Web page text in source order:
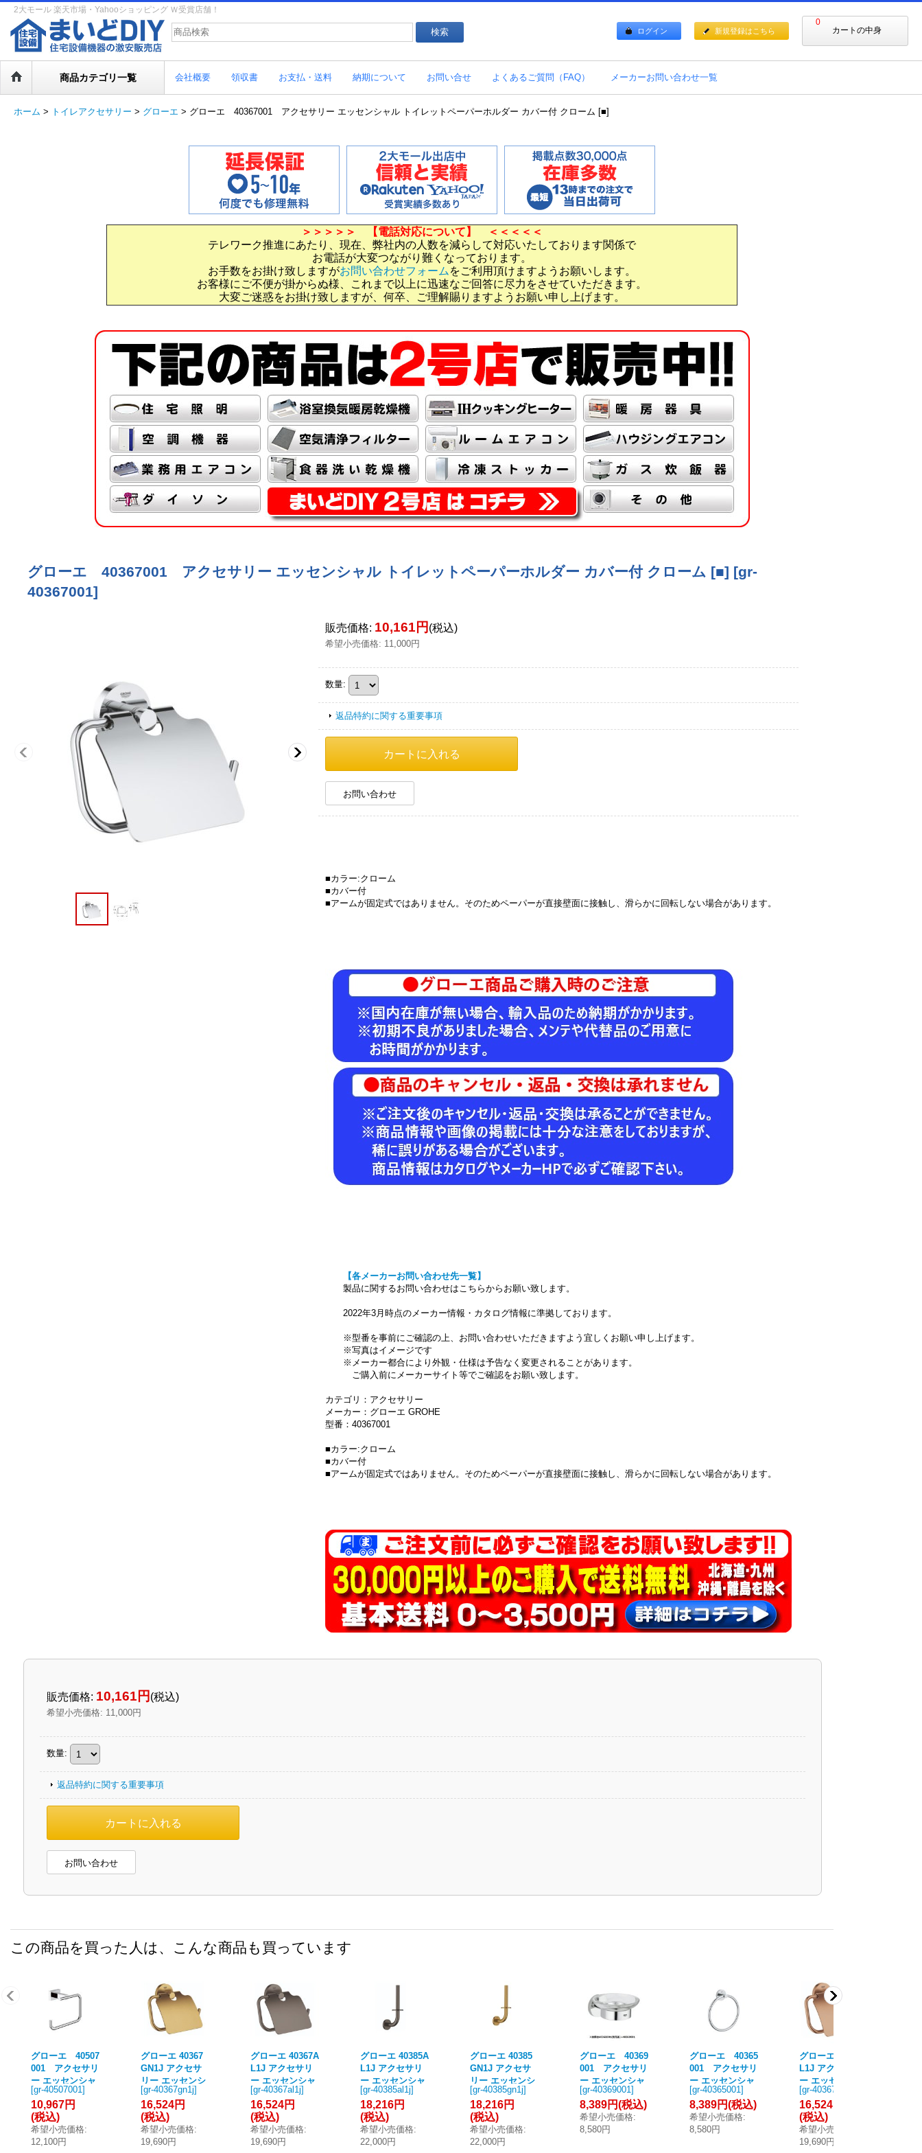
2大モール 楽天市場・Yahooショッピング Ｗ受賞店舗！
0
カートの中身
ログイン 新規登録はこちら
商品カテゴリ一覧 会社概要 領収書 お支払・送料 納期について お問い合せ よくあるご質問（FAQ） メーカーお問い合わせ一覧
ホーム > トイレアクセサリー > グローエ > グローエ 40367001 アクセサリー エッセンシャル トイレットペーパーホルダー カバー付 クローム [■]
＞＞＞＞＞ 【電話対応について】 ＜＜＜＜＜
テレワーク推進にあたり、現在、弊社内の人数を減らして対応いたしております関係で
お電話が大変つながり難くなっております。
お手数をお掛け致しますがお問い合わせフォーム をご利用頂けますようお願いします。
お客様にご不便が掛からぬ様、これまで以上に迅速なご回答に尽力をさせていただきます。
大変ご迷惑をお掛け致しますが、何卒、ご理解賜りますようお願い申し上げます。
グローエ 40367001 アクセサリー エッセンシャル トイレットペーパーホルダー カバー付 クローム [■] [gr-
40367001]
販売価格: 10,161円 (税込)
希望小売価格: 11,000円
数量:
返品特約に関する重要事項
お問い合わせ
■カラー:クローム
■カバー付
■アームが固定式ではありません。そのためペーパーが直接壁面に接触し、滑らかに回転しない場合があります。
【各メーカーお問い合わせ先一覧】
製品に関するお問い合わせはこちらからお願い致します。
2022年3月時点のメーカー情報・カタログ情報に準拠しております。
※型番を事前にご確認の上、お問い合わせいただきますよう宜しくお願い申し上げます。
※写真はイメージです
※メーカー都合により外観・仕様は予告なく変更されることがあります。
ご購入前にメーカーサイト等でご確認をお願い致します。
カテゴリ：アクセサリー
メーカー：グローエ GROHE
型番：40367001
■カラー:クローム
■カバー付
■アームが固定式ではありません。そのためペーパーが直接壁面に接触し、滑らかに回転しない場合があります。
販売価格: 10,161円 (税込)
希望小売価格: 11,000円
数量:
返品特約に関する重要事項
お問い合わせ
この商品を買った人は、こんな商品も買っています
グローエ 40507
001 アクセサリ
ー エッセンシャ
ルキューブ トイ
レットペーパー
ホルダー カバー
なし クローム
[■]
[gr-40507001]
10,967円
(税込)
希望小売価格:
12,100円
グローエ 40367
GN1J アクセサ
リー エッセンシ
ャル トイレット
ペーパーホルダ
ー (ブラッシュド
クールサンライ
ズ)
[gr-40367gn1j]
16,524円
(税込)
希望小売価格:
19,690円
グローエ 40367A
L1J アクセサリ
ー エッセンシャ
ル トイレットペ
ーパーホルダー
(ブラッシュドハ
ードグラファイ
ト)
[gr-40367al1j]
16,524円
(税込)
希望小売価格:
19,690円
グローエ 40385A
L1J アクセサリ
ー エッセンシャ
ル スペアトイレ
ットペーパー ホ
ルダー(ブラッシ
ュドハードグラ
ファイト)
[gr-40385al1j]
18,216円
(税込)
希望小売価格:
22,000円
グローエ 40385
GN1J アクセサ
リー エッセンシ
ャル スペアトイ
レットペーパー
ホルダー(ブラッ
シュドクールサ
ンライズ)
[gr-40385gn1j]
18,216円
(税込)
希望小売価格:
22,000円
グローエ 40369
001 アクセサリ
ー エッセンシャ
ル トレイホルダ
ー [■]
[gr-40369001]
8,389円(税込)
希望小売価格:
8,580円
グローエ 40365
001 アクセサリ
ー エッセンシャ
ル タオルリング
クローム [■]
[gr-40365001]
8,389円(税込)
希望小売価格:
8,580円
グローエ 40367D
L1J アクセサリ
ー エッセンシャ
ル トイレットペ
ーパーホルダー
(ブラッシュドウ
ォームサンセッ
ト) ※受注生産品
[gr-40367dl1j
16,524円
(税込)
希望小売価格
19,690円